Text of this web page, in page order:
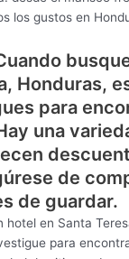
los gustos en
Honduras,
para
una
de
de guardar.
hotel en Santa
para